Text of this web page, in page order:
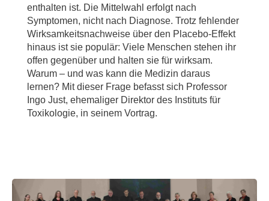
enthalten ist. Die Mittelwahl erfolgt nach
Symptomen, nicht nach Diagnose. Trotz fehlender
Wirksamkeitsnachweise über den Placebo-Effekt
hinaus ist sie populär: Viele Menschen stehen ihr
offen gegenüber und halten sie für wirksam.
Warum – und was kann die Medizin daraus
lernen? Mit dieser Frage befasst sich Professor
Ingo Just, ehemaliger Direktor des Instituts für
Toxikologie, in seinem Vortrag.